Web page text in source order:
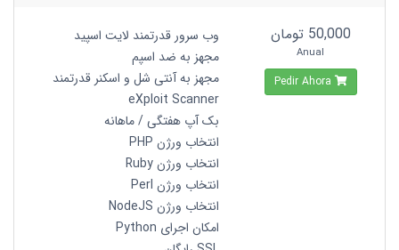
وب سرور قدرتمند لایت اسپید
مجهز به ضد اسپم
مجهز به آنتی شل و اسکنر قدرتمند
eXploit Scanner
بک آپ هفتگی / ماهانه
انتخاب ورژن PHP
انتخاب ورژن Ruby
انتخاب ورژن Perl
انتخاب ورژن NodeJS
امکان اجرای Python
50,000 تومان
Anual